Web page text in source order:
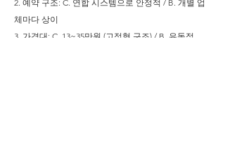
2. 예약 구조: C. 연합 시스템으로 안정적 / B. 개별 업
체마다 상이
3. 가격대: C. 13~35만원 (고정형 구조) / B. 유동적